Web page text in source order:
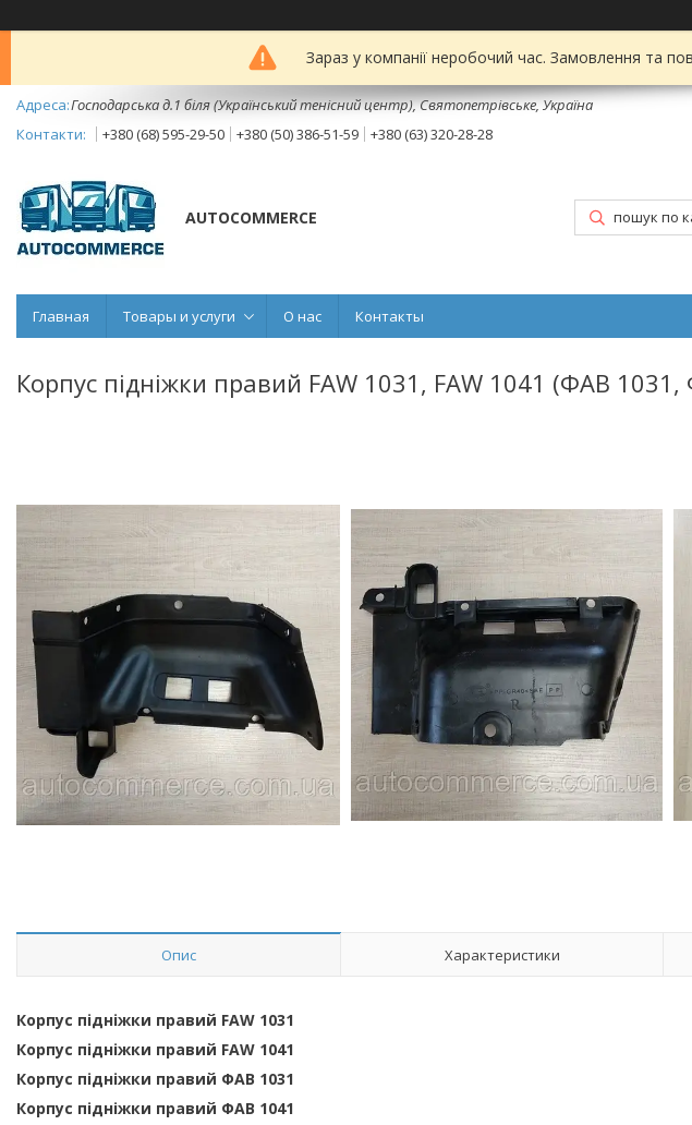
Зараз у компанії неробочий час. Замовлення та
Господарська д.1 біля (Український тенісний центр), Святопетрівське, Україна
+380 (68) 595-29-50
+380 (50) 386-51-59 +380 (63) 320-28-28
AUTOCOMMERCE
Главная Товары и услуги О нас Контакты
Корпус підніжки правий FAW 1031, FAW 1041 (ФАВ
Опис Характеристики
Корпус підніжки правий FAW 1031
Корпус підніжки правий FAW 1041
Корпус підніжки правий ФАВ 1031
Корпус підніжки правий ФАВ 1041